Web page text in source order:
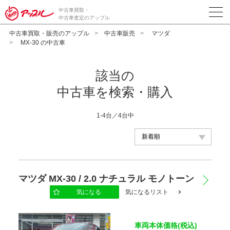
中古車買取・
中古車査定のアップル
中古車買取・販売のアップル 中古車販売
マツダ
MX-30 の中古車
該当の
中古車を検索・購入
1-4台／4台中
マツダ MX-30 / 2.0 ナチュラル モノトーン
気になる 気になるリスト
車両本体価格(税込)